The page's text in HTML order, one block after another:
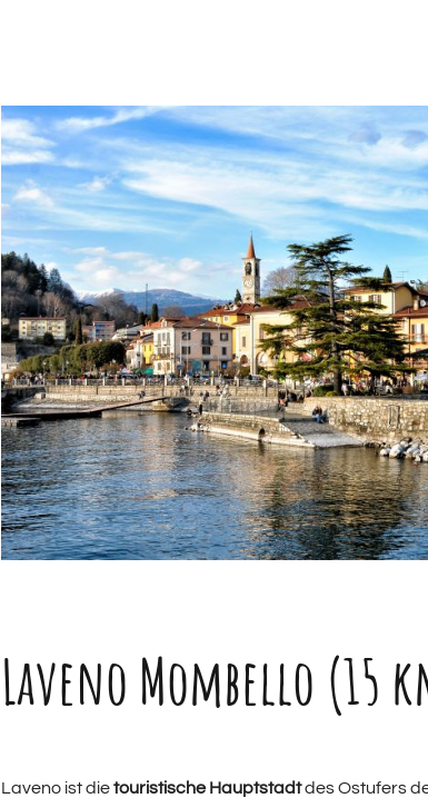
View
Larger
Image
Laveno Mombello (15
Laveno ist dietouristische Hauptstadtdes Ostufers